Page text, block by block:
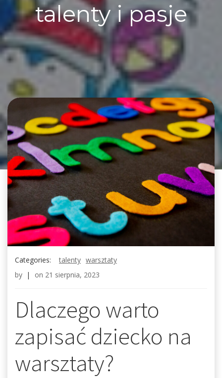
talenty i pasje
Categories: talenty warsztaty
by | on 21 sierpnia, 2023
Dlaczego warto
zapisać dziecko na
warsztaty?